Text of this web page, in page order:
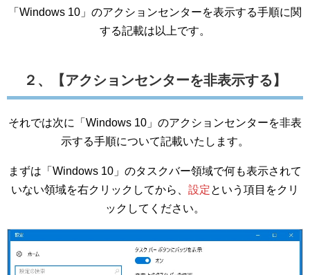
「Windows 10」のアクションセンターを表示する手順に関
する記載は以上です。
２、【アクションセンターを非表示する】
それでは次に「Windows 10」のアクションセンターを非表
示する手順について記載いたします。
まずは「Windows 10」のタスクバー領域で何も表示されて
いない領域を右クリックしてから、 設定という項目をクリ
ックしてください。